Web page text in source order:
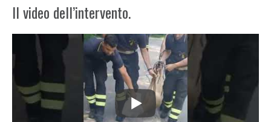
Il video dell’intervento.